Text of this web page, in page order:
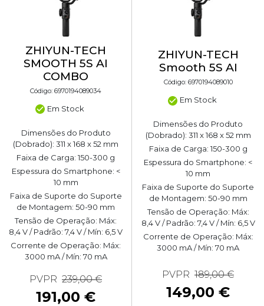
ZHIYUN-TECH
SMOOTH 5S AI
COMBO
Código: 6970194089034
Em Stock
Dimensões do Produto
(Dobrado): 311 x 168 x 52 mm
Faixa de Carga: 150-300 g
Espessura do Smartphone: <
10 mm
Faixa de Suporte do Suporte
de Montagem: 50-90 mm
Tensão de Operação: Máx:
8,4 V / Padrão: 7,4 V / Mín: 6,5 V
Corrente de Operação: Máx:
3000 mA / Mín: 70 mA
PVPR 239,00 €
191,00 €
ZHIYUN-TECH
Smooth 5S AI
Código: 6970194089010
Em Stock
Dimensões do Produto
(Dobrado): 311 x 168 x 52 mm
Faixa de Carga: 150-300 g
Espessura do Smartphone: <
10 mm
Faixa de Suporte do Suporte
de Montagem: 50-90 mm
Tensão de Operação: Máx:
8,4 V / Padrão: 7,4 V / Mín: 6,5 V
Corrente de Operação: Máx:
3000 mA / Mín: 70 mA
PVPR 189,00 €
149,00 €